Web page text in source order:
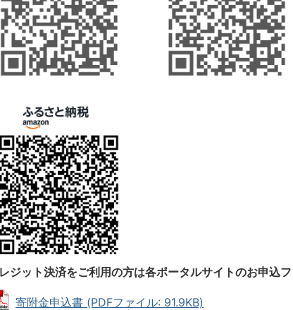
ジット決済をご利用の方は各ポータルサイトのお申込
寄附金申込書 (PDFファイル: 91.9KB)